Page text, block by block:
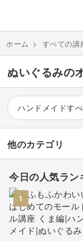
ホーム > すべての講
ぬいぐるみの
ハンドメイドす
他のカテゴリ
刺繍
すべて
すべてソーイング
今日の人気ラン
1